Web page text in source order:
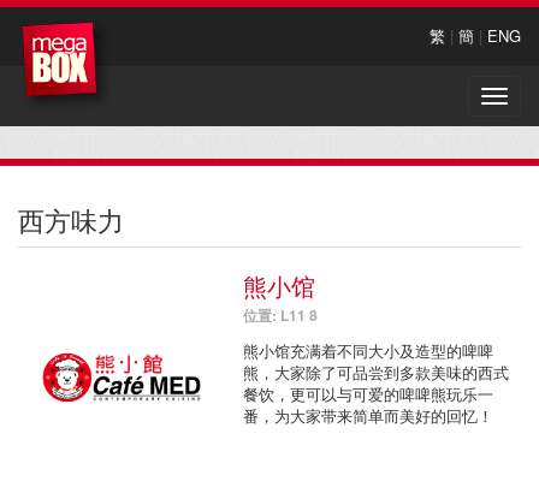
繁 | 簡 | ENG
Toggle
西方味力
熊小馆
位置: L11 8
熊小馆充满着不同大小及造型的啤啤
熊，大家除了可品尝到多款美味的西式
餐饮，更可以与可爱的啤啤熊玩乐一
番，为大家带来简单而美好的回忆！